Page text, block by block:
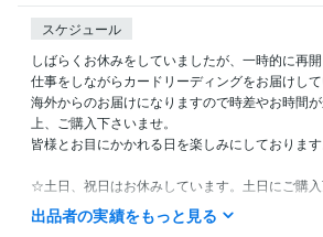
スケジュール
しばらくお休みをしていましたが、一時的に再開
仕事をしながらカードリーディングをお届けして
海外からのお届けになりますので時差やお時間
上、ご購入下さいませ。
皆様とお目にかかれる日を楽しみにしております
☆土日、祝日はお休みしています。土日にご購
月曜日になる事をご理解下さい。
☆海外からになりますので、こちらの長期休暇が
出品者の実績をもっと見る